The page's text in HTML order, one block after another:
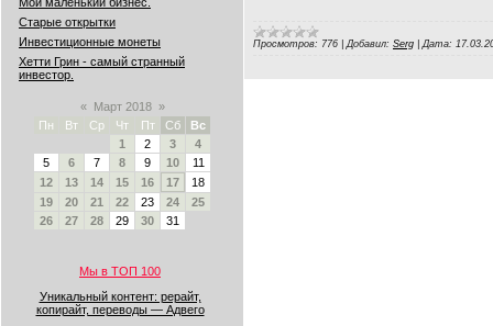
Старые открытки
Инвестиционные монеты
Хетти Грин - самый странный
инвестор.
« Март 2018 »
Пн
Вт Ср Чт Пт Сб
Вс
1
2 3
4
5
6 7 8 9 10
11
12
13 14 15 16 17
18
19
20 21 22 23 24
25
26
27 28 29 30 31
Мы в ТОП 100
Уникальный контент: рерайт,
копирайт, переводы — Адвего
Просмотров: 776 |Добавил: Serg |Дата: